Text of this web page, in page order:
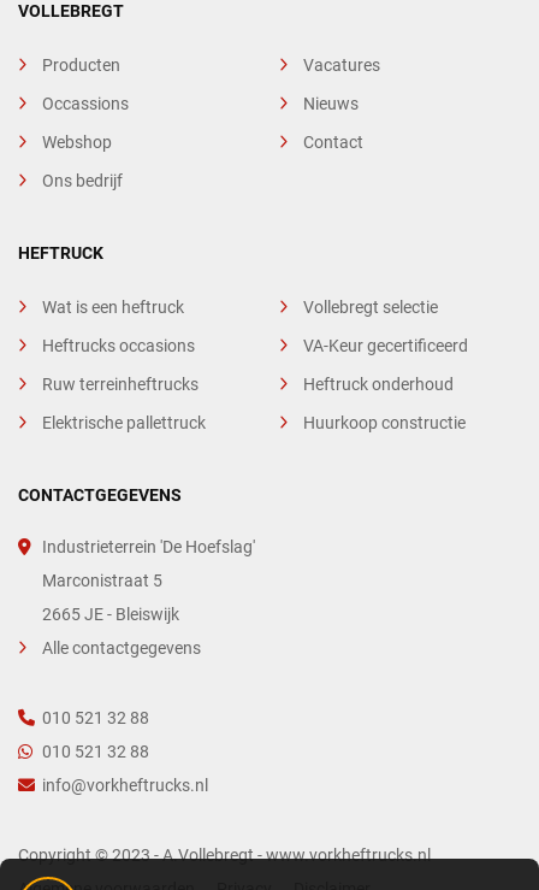
VOLLEBREGT
Producten
Occassions
Webshop
Ons bedrijf
Vacatures
Nieuws
Contact
HEFTRUCK
Wat is een heftruck
Heftrucks occasions
Ruw terreinheftrucks
Elektrische pallettruck
Vollebregt selectie
VA-Keur gecertificeerd
Heftruck onderhoud
Huurkoop constructie
CONTACTGEGEVENS
Industrieterrein 'De Hoefslag'
Marconistraat 5
2665 JE - Bleiswijk
Alle contactgegevens
010 521 32 88
010 521 32 88
info@vorkheftrucks.nl
Copyright © 2023 - A.Vollebregt - www.vorkheftrucks.nl